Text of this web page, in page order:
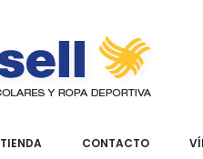
TIENDA CONTACTO